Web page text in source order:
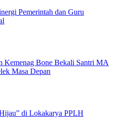
Pemerintah dan Guru
Kemenag Bone Bekali Santri MA
Masa Depan
di Lokakarya PPLH